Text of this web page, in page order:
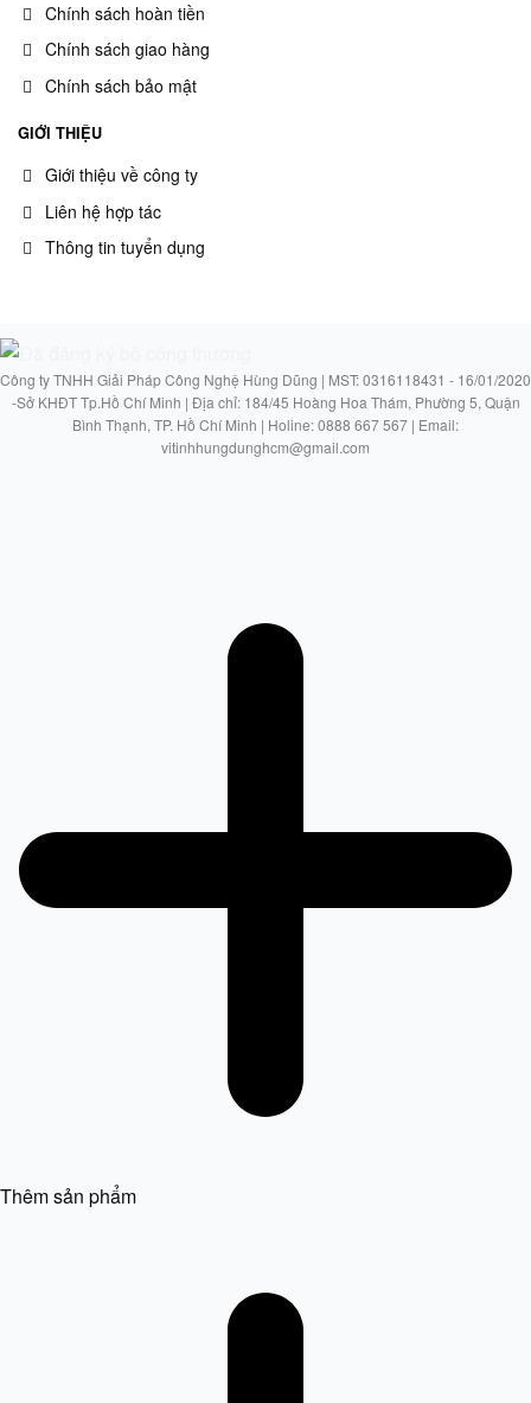
Chính sách hoàn tiền
Chính sách giao hàng
Chính sách bảo mật
GIỚI THIỆU
Giới thiệu về công ty
Liên hệ hợp tác
Thông tin tuyển dụng
Công ty TNHH Giải Pháp Công Nghệ Hùng Dũng | MST: 0316118431 - 16/01/2020
-Sở KHĐT Tp.Hồ Chí Minh | Địa chỉ: 184/45 Hoàng Hoa Thám, Phường 5, Quận
Bình Thạnh, TP. Hồ Chí Minh | Holine: 0888 667 567 | Email:
vitinhhungdunghcm@gmail.com
Thêm sản phẩm